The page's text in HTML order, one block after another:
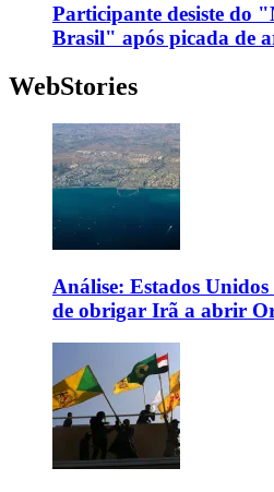
Participante desiste do
Brasil" após picada de
WebStories
Análise: Estados
de obrigar Irã a abrir